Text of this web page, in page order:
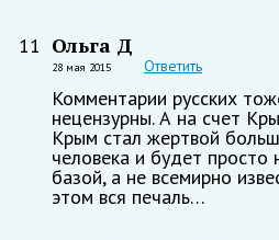
11 Ольга Д
28 мая 2015 Ответить
Комментарии русских
нецензурны. А на счет
Крым стал жертвой
человека и будет просто
базой, а не всемирно
этом вся печаль…